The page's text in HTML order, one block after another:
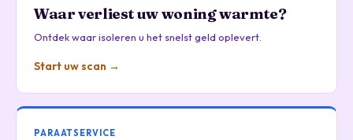
Waar verliest uw woning warmte?
Ontdek waar isoleren u het snelst geld oplevert.
Start uw scan →
PARAATSERVICE